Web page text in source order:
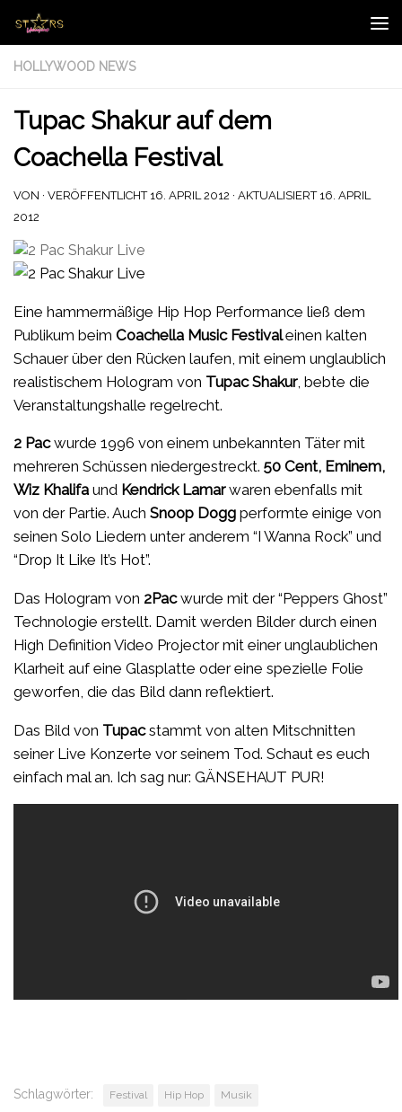
Zum Inhalt springen
HOLLYWOOD NEWS
Tupac Shakur auf dem
Coachella Festival
VON · VERÖFFENTLICHT 16. APRIL 2012 · AKTUALISIERT 16. APRIL
2012
Eine hammermäßige Hip Hop Performance ließ dem
Publikum beim Coachella Music Festivaleinen kalten
Schauer über den Rücken laufen, mit einem unglaublich
realistischem Hologram von Tupac Shakur, bebte die
Veranstaltungshalle regelrecht.
2 Pacwurde 1996 von einem unbekannten Täter mit
mehreren Schüssen niedergestreckt. 50 Cent, Eminem,
Wiz Khalifa und Kendrick Lamarwaren ebenfalls mit
von der Partie. Auch Snoop Dogg performte einige von
seinen Solo Liedern unter anderem “I Wanna Rock” und
“Drop It Like It’s Hot”.
Das Hologram von 2Pacwurde mit der “Peppers Ghost”
Technologie erstellt. Damit werden Bilder durch einen
High Definition Video Projector mit einer unglaublichen
Klarheit auf eine Glasplatte oder eine spezielle Folie
geworfen, die das Bild dann reflektiert.
Das Bild von Tupacstammt von alten Mitschnitten
seiner Live Konzerte vor seinem Tod. Schaut es euch
einfach mal an. Ich sag nur: GÄNSEHAUT PUR!
Schlagwörter: Festival Hip Hop Musik